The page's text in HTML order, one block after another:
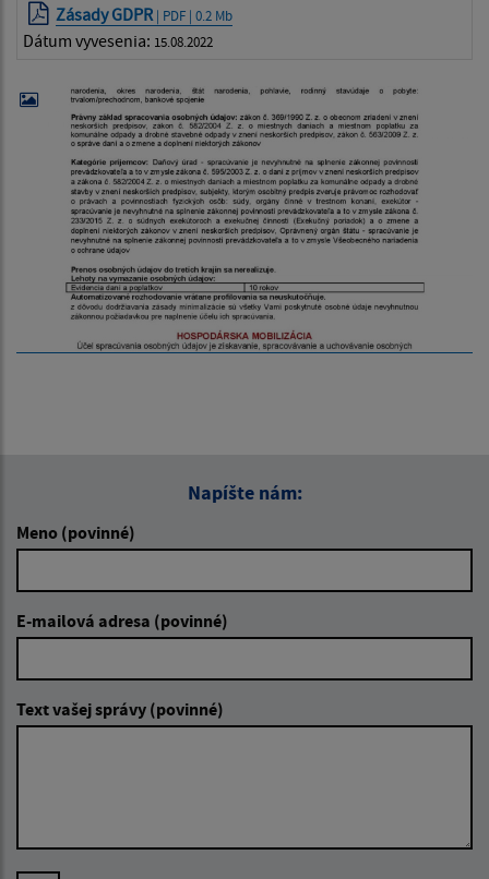
Zásady GDPR| PDF | 0.2 Mb
Dátum vyvesenia: 15.08.2022
Napíšte nám:
Meno (povinné)
E-mailová adresa (povinné)
Text vašej správy (povinné)